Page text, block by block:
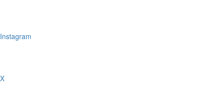
Instagram
X